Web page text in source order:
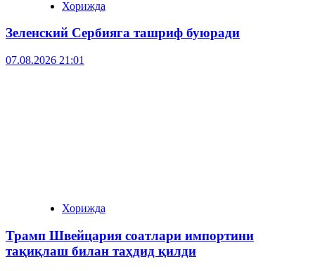
Хорижда
Зеленский Сербияга ташриф буюради
07.08.2026 21:01
Хорижда
Трамп Швейцария соатлари импортини
тақиқлаш билан таҳдид қилди